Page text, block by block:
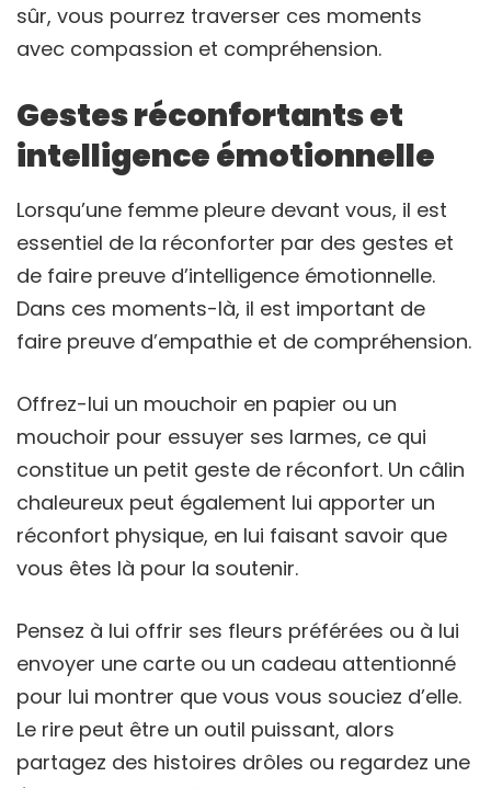
sûr, vous pourrez traverser ces moments
avec compassion et compréhension.
Gestes réconfortants et
intelligence émotionnelle
Lorsqu’une femme pleure devant vous, il est
essentiel de la réconforter par des gestes et
de faire preuve d’intelligence émotionnelle.
Dans ces moments-là, il est important de
faire preuve d’empathie et de compréhension.
Offrez-lui un mouchoir en papier ou un
mouchoir pour essuyer ses larmes, ce qui
constitue un petit geste de réconfort. Un câlin
chaleureux peut également lui apporter un
réconfort physique, en lui faisant savoir que
vous êtes là pour la soutenir.
Pensez à lui offrir ses fleurs préférées ou à lui
envoyer une carte ou un cadeau attentionné
pour lui montrer que vous vous souciez d’elle.
Le rire peut être un outil puissant, alors
partagez des histoires drôles ou regardez une